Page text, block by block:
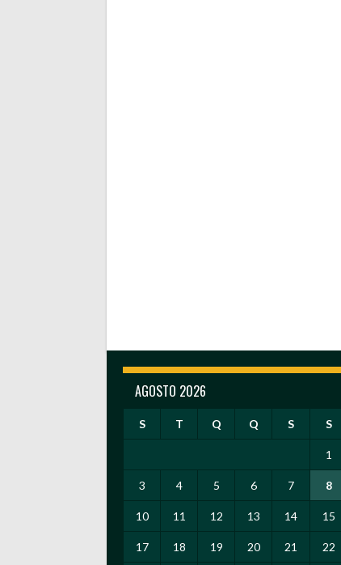
AGOSTO 2026
S T Q Q S S
1
3 4 5 6 7 8
10 11 12 13 14 15
17 18 19 20 21 22